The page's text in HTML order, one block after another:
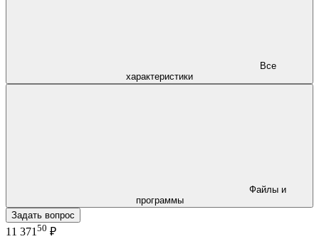
характеристики
программы
Задать вопрос
11 371 50 ₽